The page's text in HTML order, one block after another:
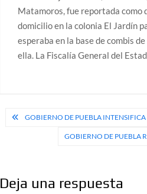
Matamoros, fue reportada como
domicilio en la colonia El Jardín
esperaba en la base de combis
ella. La Fiscalía General del
Navegación
GOBIERNO DE PUEBLA
GOBIERNO DE PUEBLA
Deja una respuesta